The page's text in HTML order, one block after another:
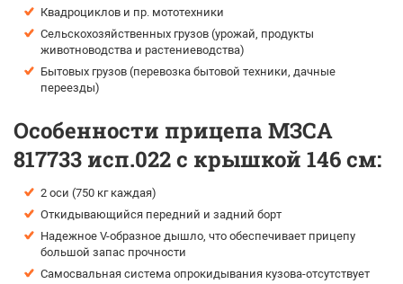
Квадроциклов и пр. мототехники
Сельскохозяйственных грузов (урожай, продукты
животноводства и растениеводства)
Бытовых грузов (перевозка бытовой техники, дачные
переезды)
Особенности прицепа МЗСА
817733 исп.022 с крышкой 146 см:
2 оси (750 кг каждая)
Откидывающийся передний и задний борт
Надежное V-образное дышло, что обеспечивает прицепу
большой запас прочности
Самосвальная система опрокидывания кузова-отсутствует